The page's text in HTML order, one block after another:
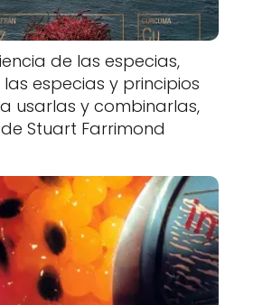
de las especias,
especias y principios
usarlas y combinarlas,
Stuart Farrimond